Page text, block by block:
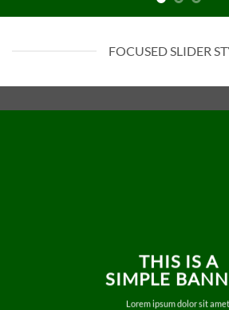
FOCUSED SLIDER
THIS IS A
SIMPLE
Lorem ipsum dolor sit amet,